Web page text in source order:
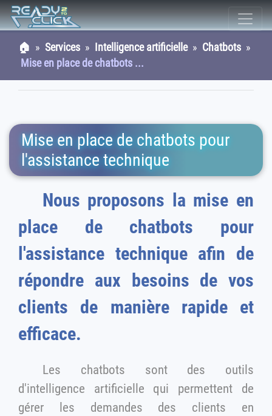
🏠 » Services » Intelligence artificielle» Chatbots »
Mise en place de chatbots ...
Mise en place de chatbots pour
l'assistance technique
Nous proposons la mise en
place de chatbots pour
l'assistance technique afin de
répondre aux besoins de vos
clients de manière rapide et
efficace.
Les chatbots sont des outils
d'intelligence artificielle qui permettent de
gérer les demandes des clients en